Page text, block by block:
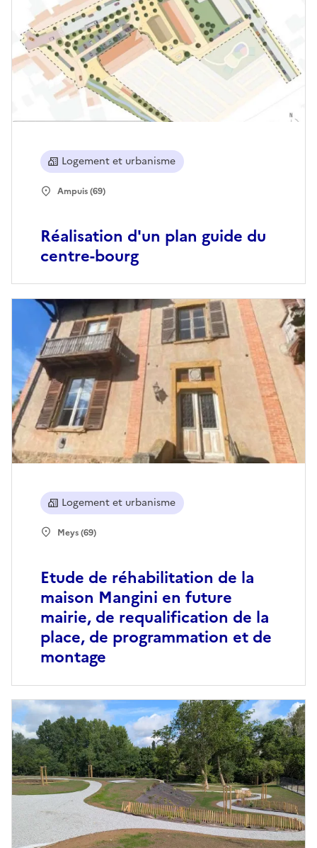
Réalisation d'un plan guide du
centre-bourg
Logement et urbanisme
Ampuis (69)
Etude de réhabilitation de la
maison Mangini en future
mairie, de requalification de la
place, de programmation et de
montage
Logement et urbanisme
Meys (69)